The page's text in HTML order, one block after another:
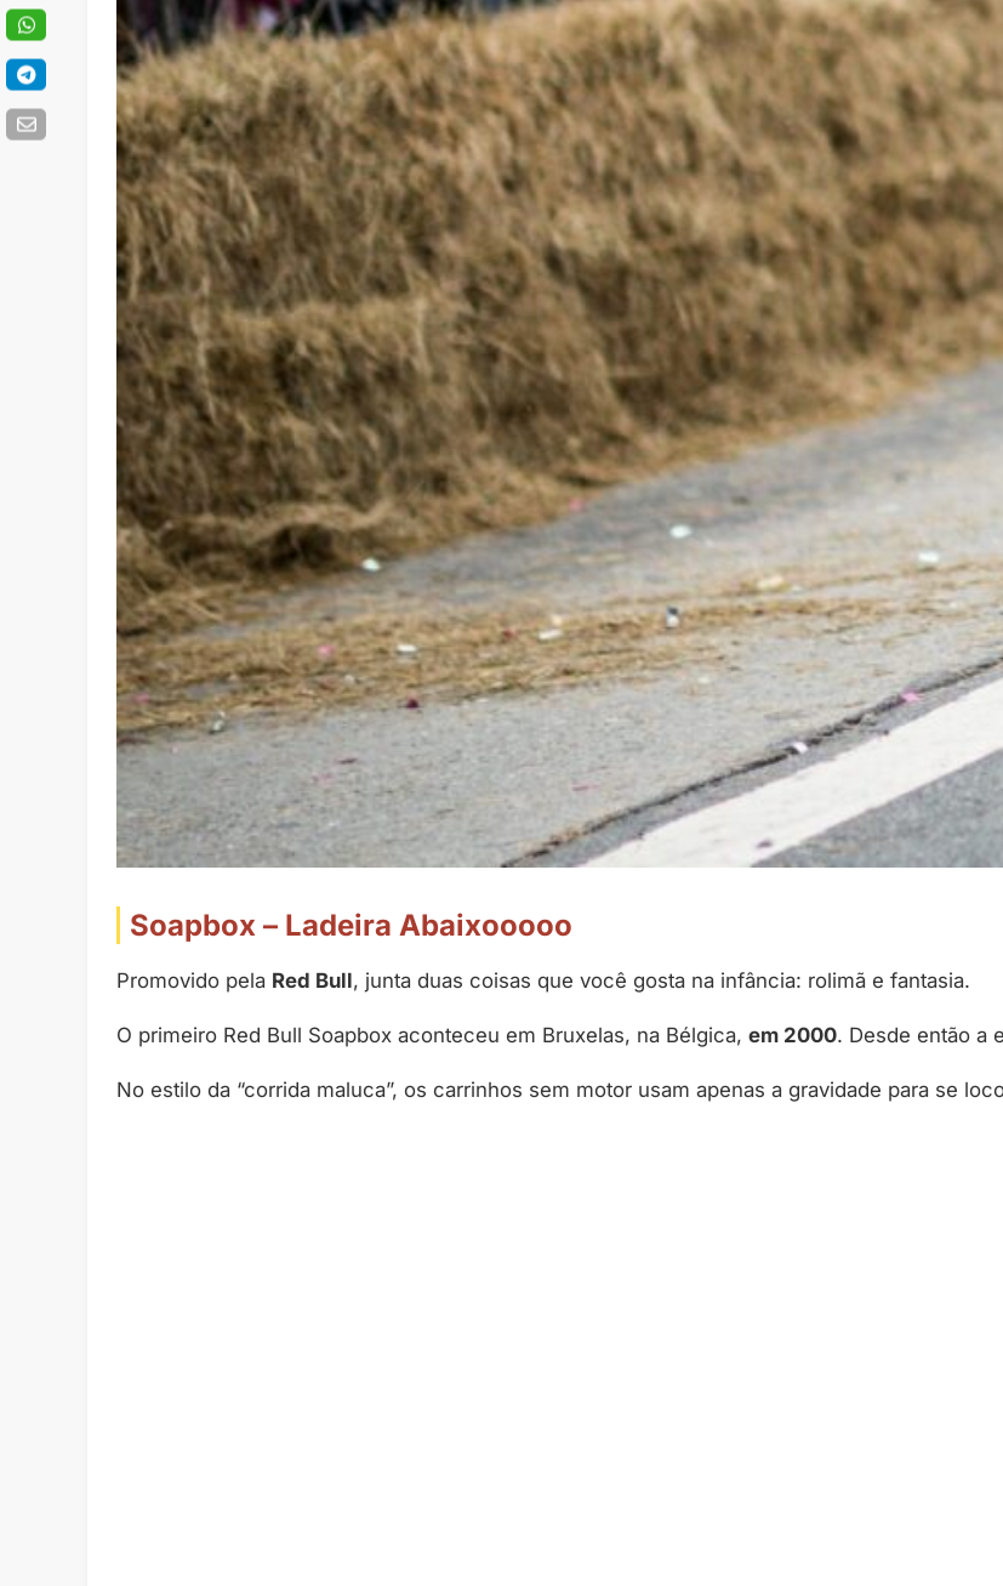
Soapbox – Ladeira Abaixooooo
Promovido pela Red Bull, junta duas coisas que você gosta na infância: rolimã e fantasia.
O primeiro Red Bull Soapbox aconteceu em Bruxelas, na Bélgica, em 2000. Desde então a
No estilo da “corrida maluca”, os carrinhos sem motor usam apenas a gravidade para se